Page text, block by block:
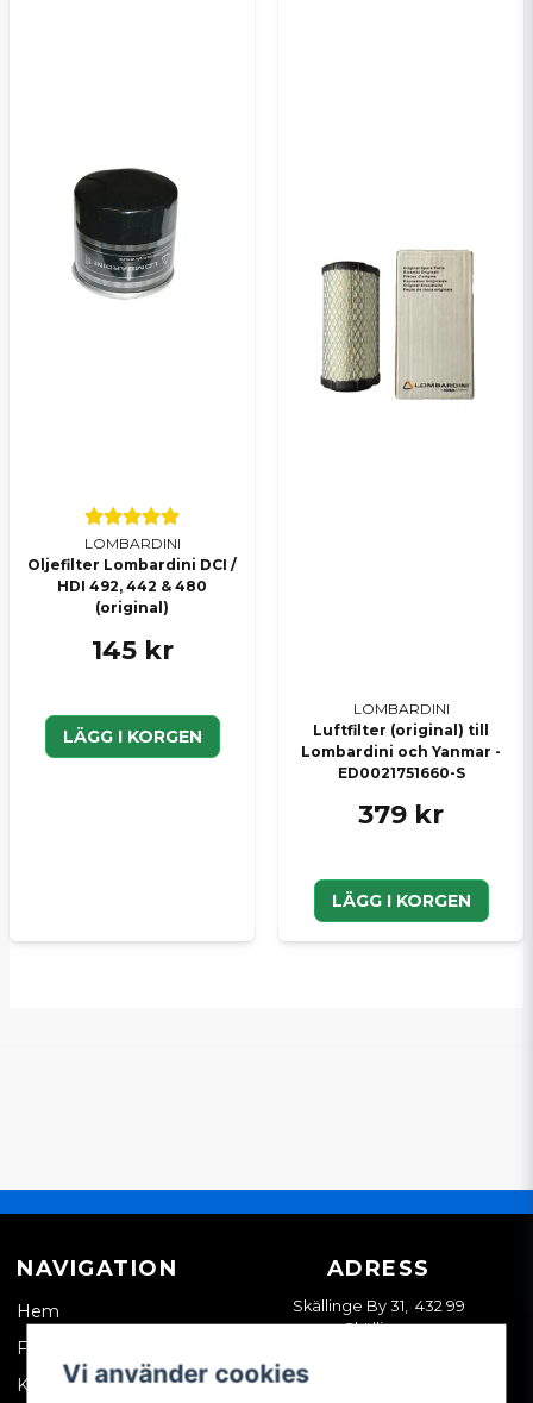
LOMBARDINI
Oljefilter Lombardini DCI /
HDI 492, 442 & 480
(original)
145 kr
LÄGG I KORGEN
LOMBARDINI
Luftfilter (original) till
Lombardini och Yanmar -
ED0021751660-S
379 kr
LÄGG I KORGEN
NAVIGATION
Hem
Företagskund
Kontakta oss
ADRESS
Skällinge By 31, 432 99
Skällinge
Vi använder cookies